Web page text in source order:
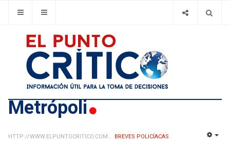
Metrópoli
HTTP://WWW.ELPUNTOCRITICO.COM
BREVES POLICÍACAS